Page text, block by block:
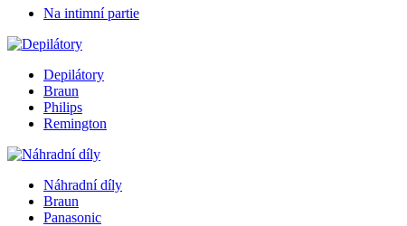
Na intimní partie
Depilátory
Braun
Philips
Remington
Náhradní díly
Braun
Panasonic